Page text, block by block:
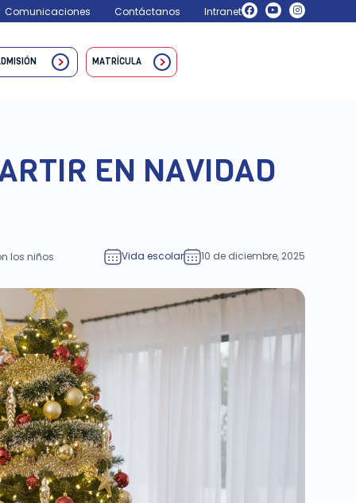
Comunicaciones Contáctanos Intranet
MATRÍCULA
EN NAVIDAD
los niños Vida escolar 10 de diciembre, 2025